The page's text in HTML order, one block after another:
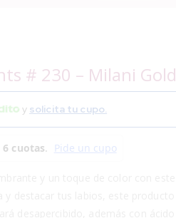
# 230 – Milani Gold
y solicita tu cupo.